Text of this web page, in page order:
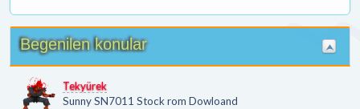
Begenilen konular
Tekyürek
Sunny SN7011 Stock rom Dowloand